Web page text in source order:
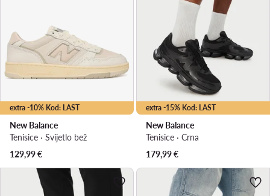
extra -10% Kod: LAST
New Balance
Tenisice · Svijetlo bež
129,99€
extra -15% Kod: LAST
New Balance
Tenisice · Crna
179,99€